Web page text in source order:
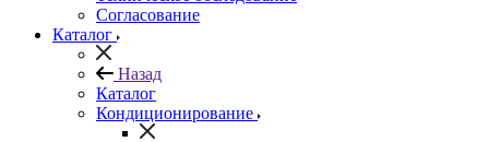
Согласование
Каталог
Назад
Каталог
Кондиционирование